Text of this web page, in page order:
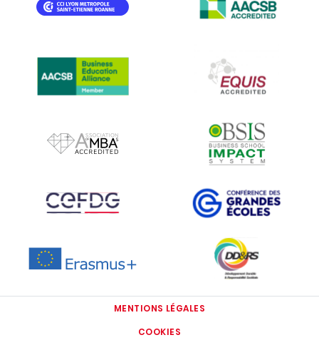
IMAGE
IMAGE
IMAGE
IMAGE
IMAGE IMAGE
MENTIONS LÉGALES
COOKIES